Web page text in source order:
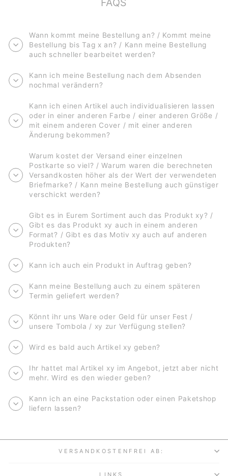
Wann kommt meine Bestellung an? / Kommt meine
Bestellung bis Tag x an? / Kann meine Bestellung
auch schneller bearbeitet werden?
Kann ich meine Bestellung nach dem Absenden
nochmal verändern?
Kann ich einen Artikel auch individualisieren lassen
oder in einer anderen Farbe / einer anderen Größe /
mit einem anderen Cover / mit einer anderen
Änderung bekommen?
Warum kostet der Versand einer einzelnen
Postkarte so viel? / Warum waren die berechneten
Versandkosten höher als der Wert der verwendeten
Briefmarke? / Kann meine Bestellung auch günstiger
verschickt werden?
Gibt es in Eurem Sortiment auch das Produkt xy? /
Gibt es das Produkt xy auch in einem anderen
Format? / Gibt es das Motiv xy auch auf anderen
Produkten?
Kann ich auch ein Produkt in Auftrag geben?
Kann meine Bestellung auch zu einem späteren
Termin geliefert werden?
Könnt ihr uns Ware oder Geld für unser Fest /
unsere Tombola / xy zur Verfügung stellen?
Wird es bald auch Artikel xy geben?
Ihr hattet mal Artikel xy im Angebot, jetzt aber nicht
mehr. Wird es den wieder geben?
Kann ich an eine Packstation oder einen Paketshop
liefern lassen?
VERSANDKOSTENFREI AB:
LINKS